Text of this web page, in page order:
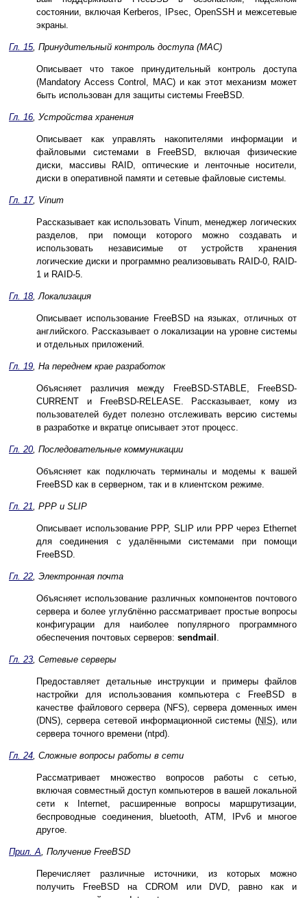
состоянии, включая Kerberos, IPsec, OpenSSH и межсетевые
экраны.
Гл. 15, Принудительный контроль доступа (MAC)
Описывает что такое принудительный контроль доступа
(Mandatory Access Control, MAC) и как этот механизм может
быть использован для защиты системы FreeBSD.
Гл. 16, Устройства хранения
Описывает как управлять накопителями информации и
файловыми системами в FreeBSD, включая физические
диски, массивы RAID, оптические и ленточные носители,
диски в оперативной памяти и сетевые файловые системы.
Гл. 17, Vinum
Рассказывает как использовать Vinum, менеджер логических
разделов, при помощи которого можно создавать и
использовать независимые от устройств хранения
логические диски и программно реализовывать RAID-0, RAID-
1 и RAID-5.
Гл. 18, Локализация
Описывает использование FreeBSD на языках, отличных от
английского. Рассказывает о локализации на уровне системы
и отдельных приложений.
Гл. 19, На переднем крае разработок
Объясняет различия между FreeBSD-STABLE, FreeBSD-
CURRENT и FreeBSD-RELEASE. Рассказывает, кому из
пользователей будет полезно отслеживать версию системы
в разработке и вкратце описывает этот процесс.
Гл. 20, Последовательные коммуникации
Объясняет как подключать терминалы и модемы к вашей
FreeBSD как в серверном, так и в клиентском режиме.
Гл. 21, PPP и SLIP
Описывает использование PPP, SLIP или PPP через Ethernet
для соединения с удалёнными системами при помощи
FreeBSD.
Гл. 22, Электронная почта
Объясняет использование различных компонентов почтового
сервера и более углублённо рассматривает простые вопросы
конфигурации для наиболее популярного программного
обеспечения почтовых серверов: sendmail .
Гл. 23, Сетевые серверы
Предоставляет детальные инструкции и примеры файлов
настройки для использования компьютера с FreeBSD в
качестве файлового сервера (NFS), сервера доменных имен
(DNS), сервера сетевой информационной системы (NIS), или
сервера точного времени (ntpd).
Гл. 24, Сложные вопросы работы в сети
Рассматривает множество вопросов работы с сетью,
включая совместный доступ компьютеров в вашей локальной
сети к Internet, расширенные вопросы маршрутизации,
беспроводные соединения, bluetooth, ATM, IPv6 и многое
другое.
Прил. A, Получение FreeBSD
Перечисляет различные источники, из которых можно
получить FreeBSD на CDROM или DVD, равно как и